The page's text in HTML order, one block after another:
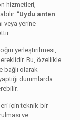
hizmetleri,
“Uydu anten
veya yerine
yerleştirilmesi,
Bu, özellikle
bağlı olarak
durumlarda
için teknik bir
ve